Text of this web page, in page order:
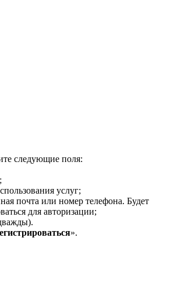
следующие поля:
услуг;
почта или номер телефона. Будет
для авторизации;
».